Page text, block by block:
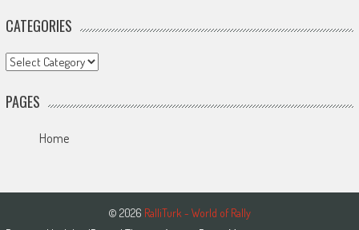
CATEGORIES
Categories
PAGES
Home
© 2026 RalliTurk - World of Rally